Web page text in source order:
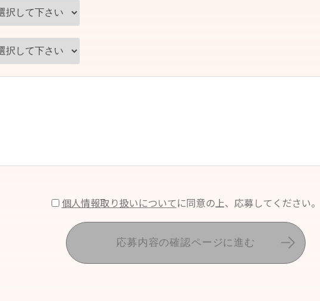
個人情報取り扱いについてに同意の上、応募してください。
応募内容の確認ページに進む